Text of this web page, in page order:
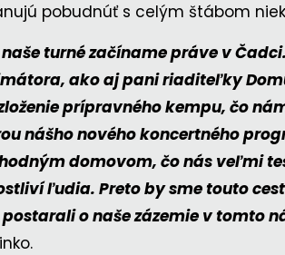
pobudnúť s celým štábom
turné začíname práve v
ako aj pani riaditeľky
prípravného kempu, čo
nášho nového koncertného
domovom, čo nás veľmi
ľudia. Preto by sme touto
o naše zázemie v tomto